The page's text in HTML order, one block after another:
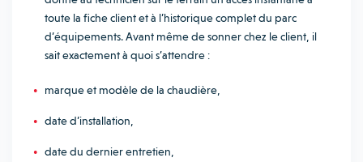
toute la fiche client et à l’historique complet du parc
d’équipements. Avant même de sonner chez le client, il
sait exactement à quoi s’attendre :
marque et modèle de la chaudière,
date d’installation,
date du dernier entretien,